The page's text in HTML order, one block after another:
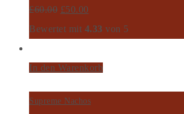
£60.00 £50.00
Bewertet mit 4.33 von 5
In den Warenkorb
Supreme Nachos